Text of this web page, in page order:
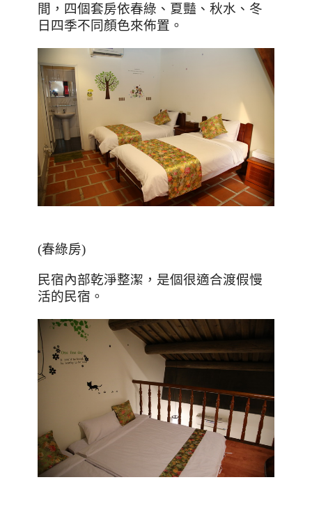
間，四個套房依春綠、夏豔、秋水、冬
日四季不同顏色來佈置。
(春綠房)
民宿內部乾淨整潔，是個很適合渡假慢
活的民宿。